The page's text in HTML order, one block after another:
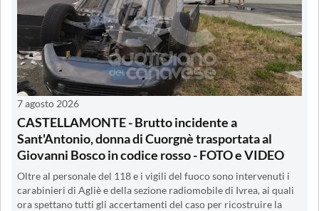
7 agosto 2026
CASTELLAMONTE - Brutto incidente a
Sant'Antonio, donna di Cuorgnè trasportata al
Giovanni Bosco in codice rosso - FOTO e VIDEO
Oltre al personale del 118 e i vigili del fuoco sono intervenuti i
carabinieri di Agliè e della sezione radiomobile di Ivrea, ai quali
ora spettano tutti gli accertamenti del caso per ricostruire la